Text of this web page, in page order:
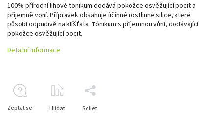
100% přírodní lihové tonikum dodává pokožce osvěžující pocit a
příjemně voní. Přípravek obsahuje účinné rostlinné silice, které
působí odpudivě na klíšťata. Tónikum s příjemnou vůní, dodávající
pokožce osvěžující pocit.
Detailní informace
Zeptat se Hlídat Sdílet